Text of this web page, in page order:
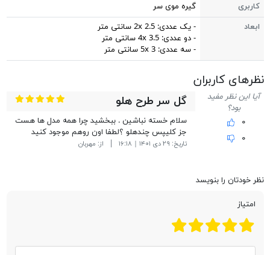
کاربری
گیره موی سر
ابعاد
- یک عددی: 2x 2.5 سانتی متر
- دو عددی: 4x 3.5 سانتی متر
- سه عددی: 5x 3 سانتی متر
نظر‎های کاربران
آیا این نظر مفید
بود؟
۰
۰
گل سر طرح هلو
سلام خسته نباشین . ببخشید چرا همه مدل ها هست
جز کلیپس چندهلو ؟لطفا اون روهم موجود کنید
تاریخ: ۲۹ دی ۱۴۰۱ | ۱۶:۱۸ از: مهربان
نظر خودتان را بنویسد
امتیاز